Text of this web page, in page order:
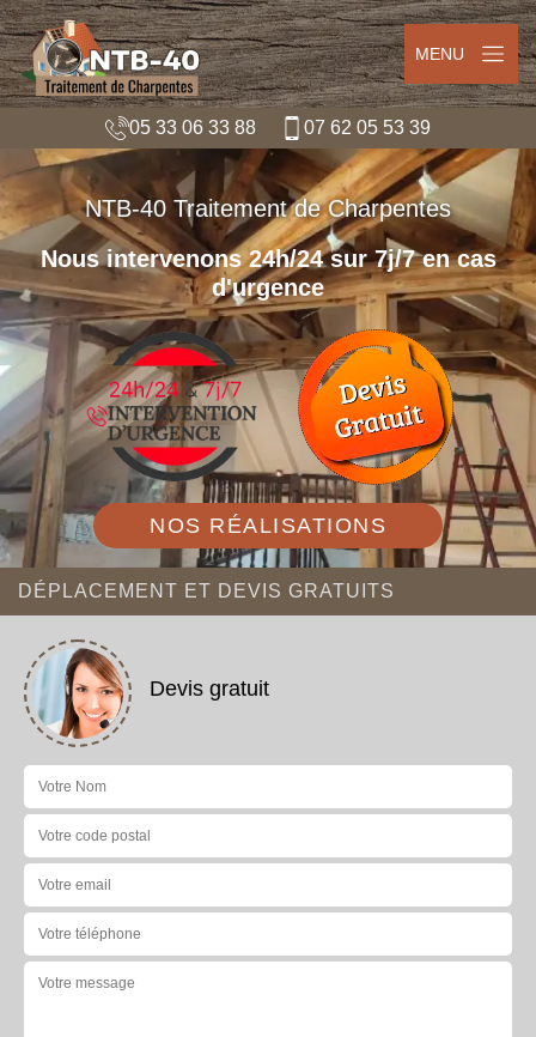
MENU
05 33 06 33 88 07 62 05 53 39
NTB-40 Traitement de Charpentes
Nous intervenons 24h/24 sur 7j/7 en cas
d'urgence
NOS RÉALISATIONS
DÉPLACEMENT ET DEVIS GRATUITS
Devis gratuit